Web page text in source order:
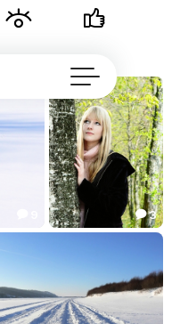
 
Шёпот весны
 3